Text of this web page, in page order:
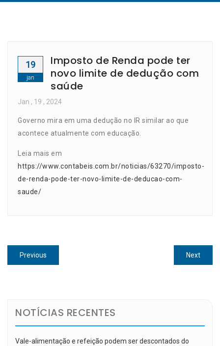
19
jan
Imposto de Renda pode ter
novo limite de dedução com
saúde
Jan , 19 , 2024
Governo mira em uma dedução no IR similar ao que
acontece atualmente com educação.
Leia mais em
https://www.contabeis.com.br/noticias/63270/imposto-
de-renda-pode-ter-novo-limite-de-deducao-com-
saude/
Navegação
de
Previous
post:
NextNext
post:
NOTÍCIAS RECENTES
Vale-alimentação e refeição podem ser descontados do